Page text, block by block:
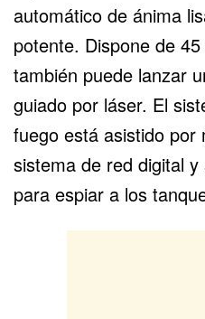
automático de ánima
potente. Dispone de
también puede lanzar
guiado por láser. El
fuego está asistido por
sistema de red digital
para espiar a los